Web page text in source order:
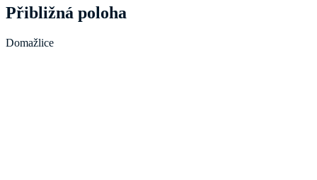
Přibližná poloha
Domažlice